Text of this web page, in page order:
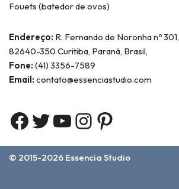
Fouets (batedor de ovos)
Endereço: R. Fernando de Noronha nº 301,
82640-350 Curitiba, Paraná, Brasil,
Fone: (41) 3356-7589
Email: contato@essenciastudio.com
© 2015-2026 Essencia Studio